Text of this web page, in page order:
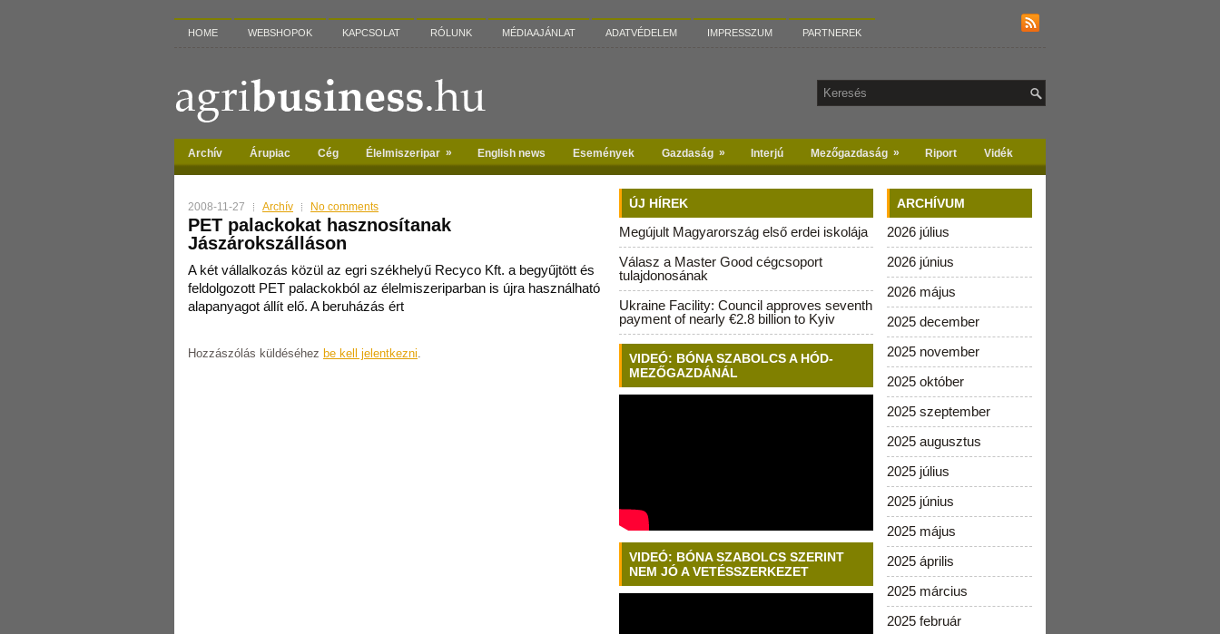
HOME WEBSHOPOK KAPCSOLAT RÓLUNK MÉDIAAJÁNLAT ADATVÉDELEM IMPRESSZUM PARTNEREK
Archív Árupiac Cég Élelmiszeripar » English news Események Gazdaság » Interjú Mezőgazdaság » Riport Vidék
2008-11-27 Archív No comments
PET palackokat hasznosítanak
Jászárokszálláson
A két vállalkozás közül az egri székhelyű Recyco Kft. a begyűjtött és
feldolgozott PET palackokból az élelmiszeriparban is újra használható
alapanyagot állít elő. A beruházás ért
Hozzászólás küldéséhez be kell jelentkezni.
ÚJ HÍREK
Megújult Magyarország első erdei iskolája
Válasz a Master Good cégcsoport
tulajdonosának
Ukraine Facility: Council approves seventh
payment of nearly €2.8 billion to Kyiv
VIDEÓ: BÓNA SZABOLCS A HÓD-
MEZŐGAZDÁNÁL
VIDEÓ: BÓNA SZABOLCS SZERINT
NEM JÓ A VETÉSSZERKEZET
ARCHÍVUM
2026 július
2026 június
2026 május
2025 december
2025 november
2025 október
2025 szeptember
2025 augusztus
2025 július
2025 június
2025 május
2025 április
2025 március
2025 február